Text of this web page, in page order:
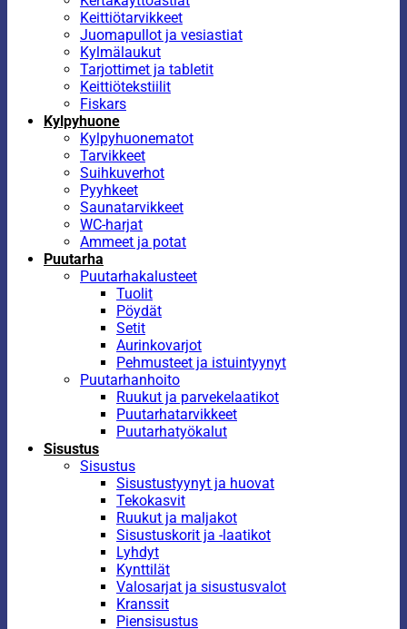
Keittiötarvikkeet
Juomapullot ja vesiastiat
Kylmälaukut
Tarjottimet ja tabletit
Keittiötekstiilit
Fiskars
Kylpyhuone
Kylpyhuonematot
Tarvikkeet
Suihkuverhot
Pyyhkeet
Saunatarvikkeet
WC-harjat
Ammeet ja potat
Puutarha
Puutarhakalusteet
Tuolit
Pöydät
Setit
Aurinkovarjot
Pehmusteet ja istuintyynyt
Puutarhanhoito
Ruukut ja parvekelaatikot
Puutarhatarvikkeet
Puutarhatyökalut
Sisustus
Sisustus
Sisustustyynyt ja huovat
Tekokasvit
Ruukut ja maljakot
Sisustuskorit ja -laatikot
Lyhdyt
Kynttilät
Valosarjat ja sisustusvalot
Kranssit
Piensisustus